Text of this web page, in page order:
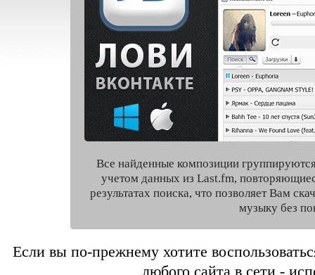
Все найденные композиции
учетом данных из Last.fm,
результатах поиска, что позволяет Вам
музыку без
Если вы по-прежнему хотите
любого сайта в сети -